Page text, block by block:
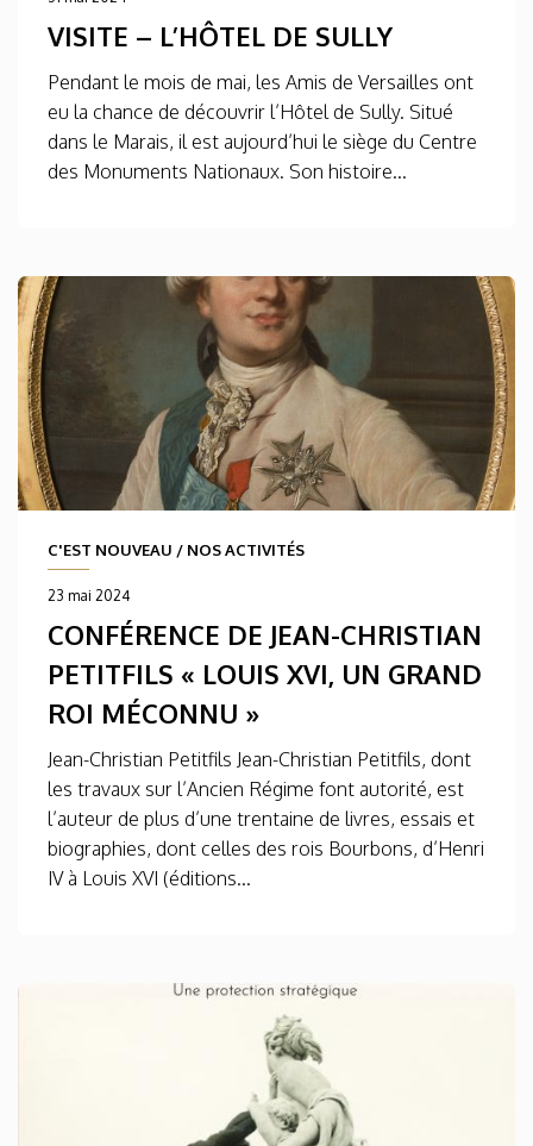
VISITE – L’HÔTEL DE SULLY
Pendant le mois de mai, les Amis de Versailles ont
eu la chance de découvrir l’Hôtel de Sully. Situé
dans le Marais, il est aujourd’hui le siège du Centre
des Monuments Nationaux. Son histoire...
C'EST NOUVEAU / NOS ACTIVITÉS
23 mai 2024
CONFÉRENCE DE JEAN-CHRISTIAN
PETITFILS « LOUIS XVI, UN GRAND
ROI MÉCONNU »
Jean-Christian Petitfils Jean-Christian Petitfils, dont
les travaux sur l’Ancien Régime font autorité, est
l’auteur de plus d’une trentaine de livres, essais et
biographies, dont celles des rois Bourbons, d’Henri
IV à Louis XVI (éditions...